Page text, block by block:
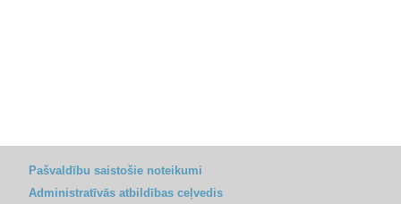
Pašvaldību saistošie noteikumi
Administratīvās atbildības ceļvedis